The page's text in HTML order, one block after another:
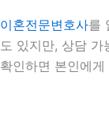
이혼전문변호사를
도 있지만, 상담 가
확인하면 본인에